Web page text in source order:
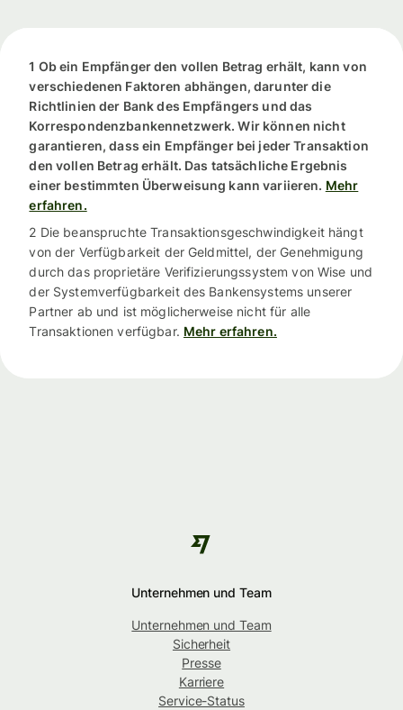
1 Ob ein Empfänger den vollen Betrag erhält, kann von
verschiedenen Faktoren abhängen, darunter die
Richtlinien der Bank des Empfängers und das
Korrespondenzbankennetzwerk. Wir können nicht
garantieren, dass ein Empfänger bei jeder Transaktion
den vollen Betrag erhält. Das tatsächliche Ergebnis
einer bestimmten Überweisung kann variieren. Mehr
erfahren.
2 Die beanspruchte Transaktionsgeschwindigkeit hängt
von der Verfügbarkeit der Geldmittel, der Genehmigung
durch das proprietäre Verifizierungssystem von Wise und
der Systemverfügbarkeit des Bankensystems unserer
Partner ab und ist möglicherweise nicht für alle
Transaktionen verfügbar. Mehr erfahren.
Unternehmen und Team
Unternehmen und Team
Sicherheit
Presse
Karriere
Service-Status